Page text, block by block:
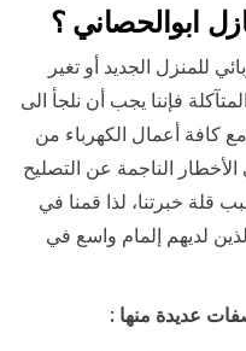
ابوالحصاني ؟
للمنزل الجديد أو تغير
فإننا يجب أن نلجأ الى
كافة أعمال الكهرباء من
الناجمة عن التصليح
قلة خبرتنا، لذا قمنا في
لديهم إلمام واسع في
عديدة منها :